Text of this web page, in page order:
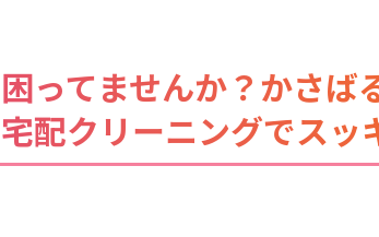
ってませんか？かさば
配クリーニングでスッ